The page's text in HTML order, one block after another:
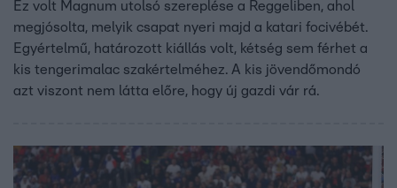
Ez volt Magnum utolsó szereplése a Reggeliben, ahol
megjósolta, melyik csapat nyeri majd a katari focivébét.
Egyértelmű, határozott kiállás volt, kétség sem férhet a
kis tengerimalac szakértelméhez. A kis jövendőmondó
azt viszont nem látta előre, hogy új gazdi vár rá.